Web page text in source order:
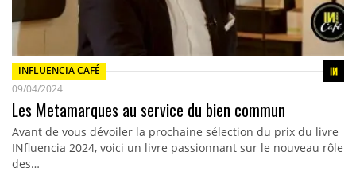
INFLUENCIA CAFÉ
09/04/2024
Les Metamarques au service du bien commun
Avant de vous dévoiler la prochaine sélection du prix du livre
INfluencia 2024, voici un livre passionnant sur le nouveau rôle
des…